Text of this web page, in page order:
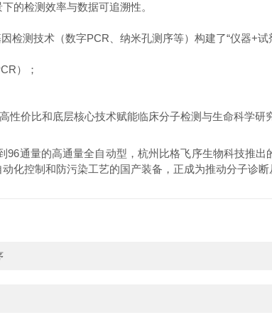
检测效率与数据可追溯性。
测技术（数字PCR、纳米孔测序等）构建了“仪器+试
）；
价比和底层核心技术赋能临床分子检测与生命科学研
通量的高通量全自动型，杭州比格飞序生物科技推出
控制和防污染工艺的国产装备，正成为推动分子诊断